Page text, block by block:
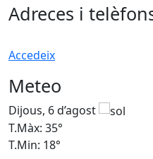
Adreces i
Accedeix
Meteo
Dijous, 6 d’agost
T.Màx: 35°
T.Min: 18°